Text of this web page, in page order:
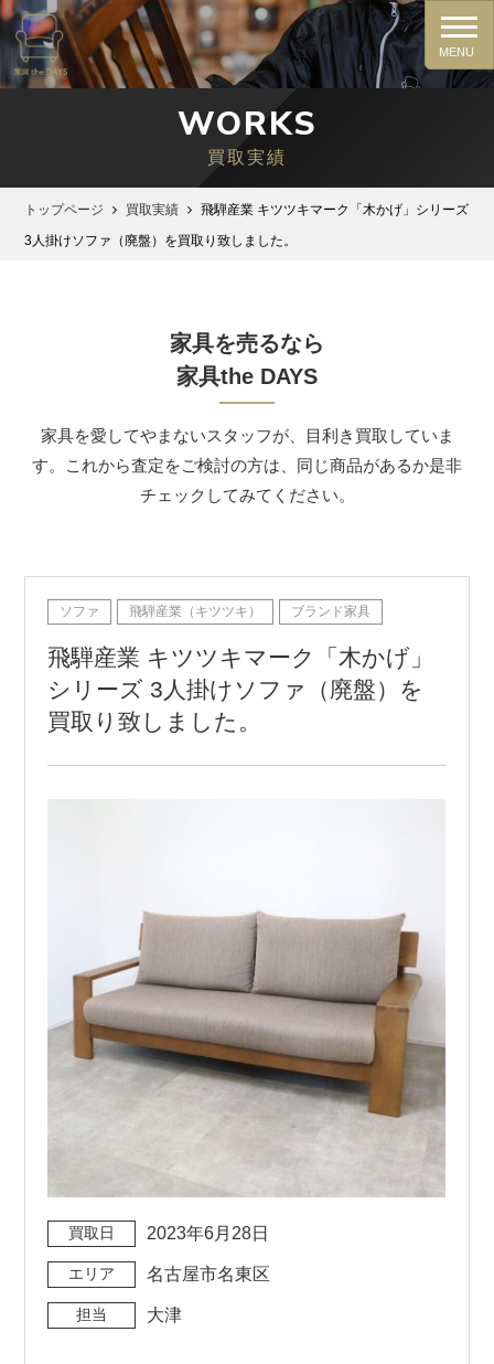
WORKS
買取実績
トップページ 買取実績
飛騨産業 キツツキマーク「木かげ」シリーズ
3人掛けソファ（廃盤）を買取り致しました。
家具を売るなら
家具the DAYS
家具を愛してやまないスタッフが、⽬利き買取していま
す。これから査定をご検討の⽅は、同じ商品があるか是⾮
チェックしてみてください。
ソファ 飛騨産業（キツツキ） ブランド家具
飛騨産業 キツツキマーク「木かげ」
シリーズ 3人掛けソファ（廃盤）を
買取り致しました。
買取日 2023年6月28日
エリア 名古屋市名東区
担当 大津